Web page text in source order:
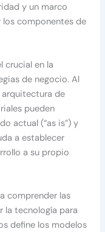
y un marco
componentes de
crucial en la
de negocio. Al
arquitectura de
pueden
actual (“as is”) y
a establecer
a su propio
comprender las
la tecnología para
define los modelos